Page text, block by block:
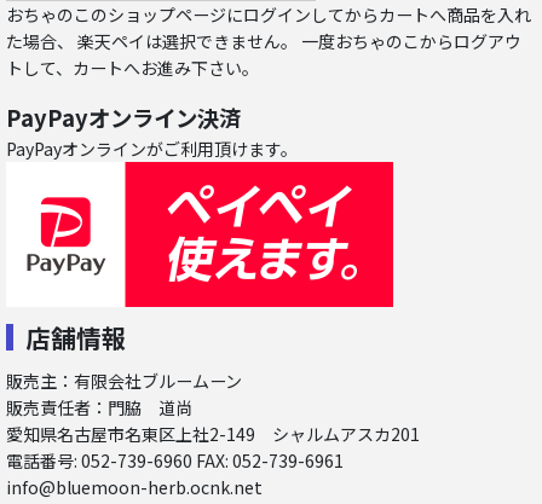
おちゃのこのショップページにログインしてからカートへ商品を入れ
た場合、 楽天ペイは選択できません。 一度おちゃのこからログアウ
トして、カートへお進み下さい。
PayPayオンライン決済
PayPayオンラインがご利用頂けます。
店舗情報
販売主：有限会社ブルームーン
販売責任者：門脇 道尚
愛知県名古屋市名東区上社2-149 シャルムアスカ201
電話番号: 052-739-6960 FAX: 052-739-6961
info@bluemoon-herb.ocnk.net